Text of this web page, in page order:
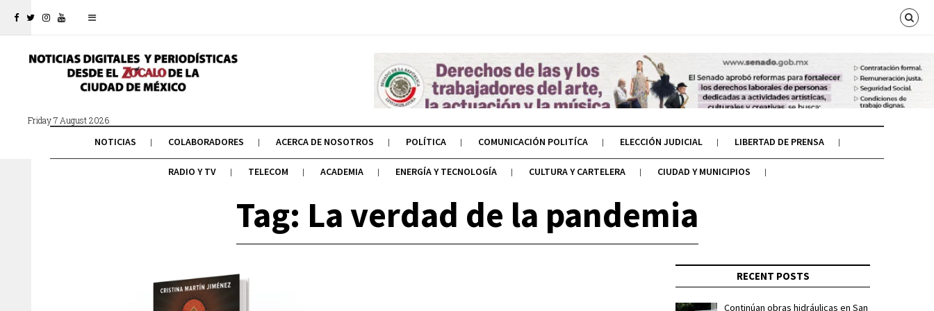
Friday 7 August 2026
NOTICIAS COLABORADORES ACERCA DE NOSOTROS POLÍTICA COMUNICACIÓN POLITÍCA ELECCIÓN JUDICIAL LIBERTAD DE PRENSA
RADIO Y TV TELECOM ACADEMIA ENERGÍA Y TECNOLOGÍA CULTURA Y CARTELERA CIUDAD Y MUNICIPIOS
Tag: La verdad de la pandemia
RECENT POSTS
Continúan obras hidráulicas en San